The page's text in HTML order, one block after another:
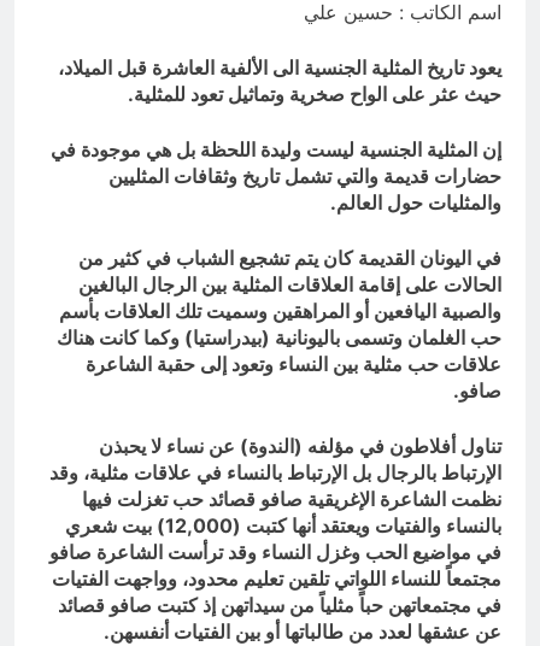
التطفل
17 ساعة Ago
اسم الكاتب : حسين علي
يعود تاريخ المثلية الجنسية الى الألفية العاشرة قبل الميلاد،
حيث عثر على الواح صخرية وتماثيل تعود للمثلية.
إن المثلية الجنسية ليست وليدة اللحظة بل هي موجودة في
حضارات قديمة والتي تشمل تاريخ وثقافات المثليين
والمثليات حول العالم.
في اليونان القديمة كان يتم تشجيع الشباب في كثير من
الحالات على إقامة العلاقات المثلية بين الرجال البالغين
والصبية اليافعين أو المراهقين وسميت تلك العلاقات بأسم
حب الغلمان وتسمى باليونانية (بيدراستيا) وكما كانت هناك
علاقات حب مثلية بين النساء وتعود إلى حقبة الشاعرة
صافو.
تناول أفلاطون في مؤلفه (الندوة) عن نساء لا يحبذن
الإرتباط بالرجال بل الإرتباط بالنساء في علاقات مثلية، وقد
نظمت الشاعرة الإغريقية صافو قصائد حب تغزلت فيها
بالنساء والفتيات ويعتقد أنها كتبت (12,000) بيت شعري
في مواضيع الحب وغزل النساء وقد ترأست الشاعرة صافو
مجتمعاً للنساء اللواتي تلقين تعليم محدود، وواجهت الفتيات
في مجتمعاتهن حباً مثلياً من سيداتهن إذ كتبت صافو قصائد
عن عشقها لعدد من طالباتها أو بين الفتيات أنفسهن.